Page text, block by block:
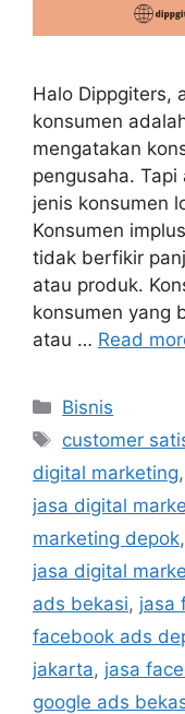
Halo Dippgiters,
konsumen
mengatakan
pengusaha.
jenis konsumen
Konsumen
tidak berfikir
atau produk.
konsumen yang
atau … Read
Bisnis
customer
digital marketing,
jasa digital
marketing depok,
jasa digital
ads bekasi, jasa
facebook ads
jakarta, jasa
google ads